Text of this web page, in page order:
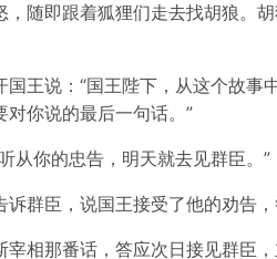
随即跟着狐狸们走去找胡狼。
王说：“国王陛下，从这个故
你说的最后一句话。”
从你的忠告，明天就去见群臣。”
群臣，说国王接受了他的劝告，
相那番话，答应次日接见群臣